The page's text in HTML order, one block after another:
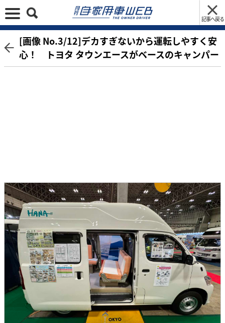
記事へ戻る
[画像 No.3/12]デカすぎないから運転しやすく安
心！ トヨタ タウンエースがベースのキャンパー